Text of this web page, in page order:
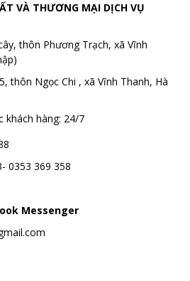
VÀ THƯƠNG MẠI DỊCH VỤ
thôn Phương Trạch, xã Vĩnh
thôn Ngọc Chi , xã Vĩnh Thanh, Hà
khách hàng: 24/7
0353 369 358
Messenger